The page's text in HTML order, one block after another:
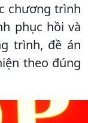
chương trình
phục hồi và
trình, đề án
theo đúng